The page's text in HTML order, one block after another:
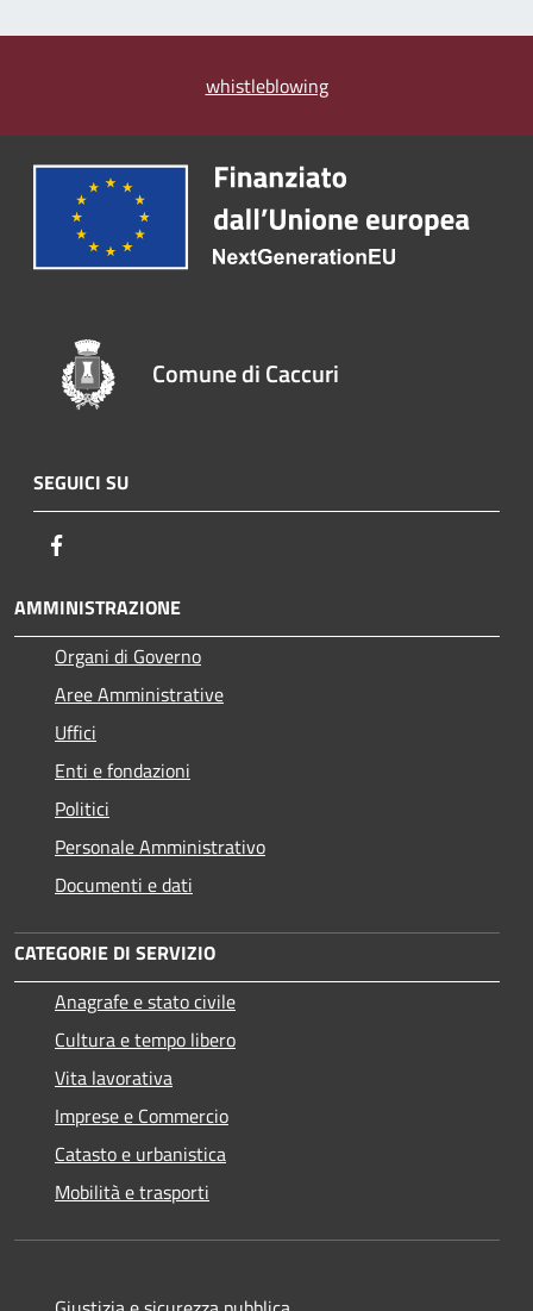
whistleblowing
Comune di Caccuri
SEGUICI SU
AMMINISTRAZIONE
Organi di Governo
Aree Amministrative
Uffici
Enti e fondazioni
Politici
Personale Amministrativo
Documenti e dati
CATEGORIE DI SERVIZIO
Anagrafe e stato civile
Cultura e tempo libero
Vita lavorativa
Imprese e Commercio
Catasto e urbanistica
Mobilità e trasporti